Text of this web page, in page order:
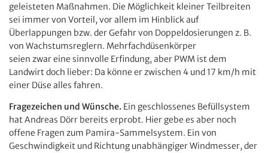
geleisteten Maßnahmen. Die Möglichkeit kleiner Teilbreiten
sei immer von Vorteil, vor allem im Hinblick auf
Überlappungen bzw. der Gefahr von Doppeldosierungen z. B.
von Wachstumsreglern. Mehrfachdüsenkörper
seien zwar eine sinnvolle Erfindung, aber PWM ist dem
Landwirt doch lieber: Da könne er zwischen 4 und 17 km/h mit
einer Düse alles fahren.
Fragezeichen und Wünsche. Ein geschlossenes Befüllsystem
hat Andreas Dörr bereits erprobt. Hier gebe es aber noch
offene Fragen zum Pamira-Sammelsystem. Ein von
Geschwindigkeit und Richtung unabhängiger Windmesser, der